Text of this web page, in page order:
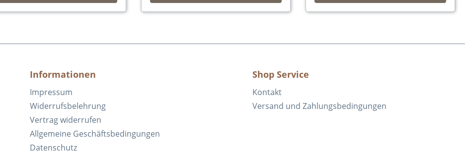
Informationen
Impressum
Widerrufsbelehrung
Vertrag widerrufen
Allgemeine Geschäftsbedingungen
Datenschutz
Shop Service
Kontakt
Versand und Zahlungsbedingungen